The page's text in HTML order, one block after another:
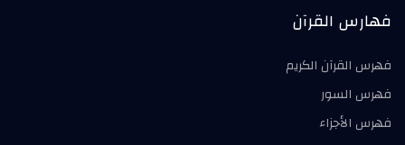
فهارس القرآن
فهرس القرآن الكريم
فهرس السور
فهرس الأجزاء